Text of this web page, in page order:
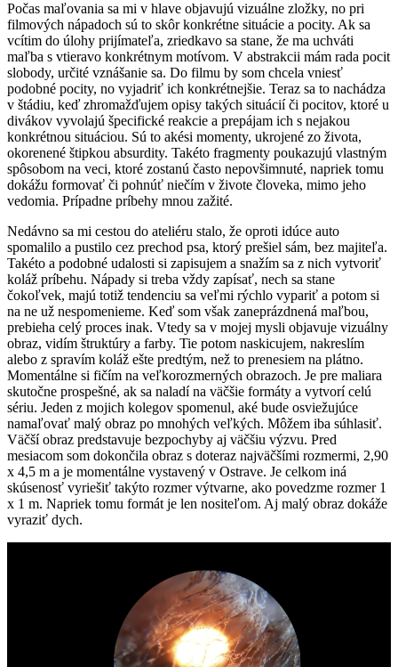
Počas maľovania sa mi v hlave objavujú vizuálne zložky, no pri
filmových nápadoch sú to skôr konkrétne situácie a pocity. Ak sa
vcítim do úlohy prijímateľa, zriedkavo sa stane, že ma uchváti
maľba s vtieravo konkrétnym motívom. V abstrakcii mám rada pocit
slobody, určité vznášanie sa. Do filmu by som chcela vniesť
podobné pocity, no vyjadriť ich konkrétnejšie. Teraz sa to nachádza
v štádiu, keď zhromažďujem opisy takých situácií či pocitov, ktoré u
divákov vyvolajú špecifické reakcie a prepájam ich s nejakou
konkrétnou situáciou. Sú to akési momenty, ukrojené zo života,
okorenené štipkou absurdity. Takéto fragmenty poukazujú vlastným
spôsobom na veci, ktoré zostanú často nepovšimnuté, napriek tomu
dokážu formovať či pohnúť niečím v živote človeka, mimo jeho
vedomia. Prípadne príbehy mnou zažité.
Nedávno sa mi cestou do ateliéru stalo, že oproti idúce auto
spomalilo a pustilo cez prechod psa, ktorý prešiel sám, bez majiteľa.
Takéto a podobné udalosti si zapisujem a snažím sa z nich vytvoriť
koláž príbehu. Nápady si treba vždy zapísať, nech sa stane
čokoľvek, majú totiž tendenciu sa veľmi rýchlo vypariť a potom si
na ne už nespomenieme. Keď som však zaneprázdnená maľbou,
prebieha celý proces inak. Vtedy sa v mojej mysli objavuje vizuálny
obraz, vidím štruktúry a farby. Tie potom naskicujem, nakreslím
alebo z spravím koláž ešte predtým, než to prenesiem na plátno.
Momentálne si fičím na veľkorozmerných obrazoch. Je pre maliara
skutočne prospešné, ak sa naladí na väčšie formáty a vytvorí celú
sériu. Jeden z mojich kolegov spomenul, aké bude osviežujúce
namaľovať malý obraz po mnohých veľkých. Môžem iba súhlasiť.
Väčší obraz predstavuje bezpochyby aj väčšiu výzvu. Pred
mesiacom som dokončila obraz s doteraz najväčšími rozmermi, 2,90
x 4,5 m a je momentálne vystavený v Ostrave. Je celkom iná
skúsenosť vyriešiť takýto rozmer výtvarne, ako povedzme rozmer 1
x 1 m. Napriek tomu formát je len nositeľom. Aj malý obraz dokáže
vyraziť dych.